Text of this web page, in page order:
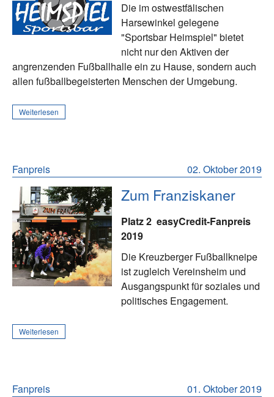
Die im ostwestfälischen
Harsewinkel gelegene
"Sportsbar Heimspiel" bietet
nicht nur den Aktiven der
angrenzenden Fußballhalle ein zu Hause, sondern auch
allen fußballbegeisterten Menschen der Umgebung.
Weiterlesen
02. Oktober 2019
Fanpreis
Zum Franziskaner
Platz 2 easyCredit-Fanpreis
2019
Die Kreuzberger Fußballkneipe
ist zugleich Vereinsheim und
Ausgangspunkt für soziales und
politisches Engagement.
Weiterlesen
01. Oktober 2019
Fanpreis